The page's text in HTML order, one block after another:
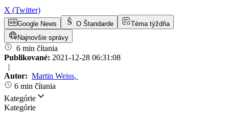
X (Twitter)
Google News O Štandarde
Téma týždňa
Najnovšie správy
6 min čítania
Publikované: 2021-12-28 06:31:08
|
Autor: Martin Weiss,
6 min čítania
Kategórie
Kategórie